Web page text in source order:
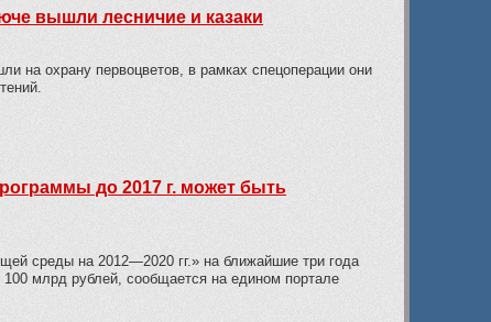
вышли лесничие и казаки
на охрану первоцветов, в рамках спецоперации они
до 2017 г. может быть
среды на 2012—2020 гг.» на ближайшие три года
млрд рублей, сообщается на едином портале